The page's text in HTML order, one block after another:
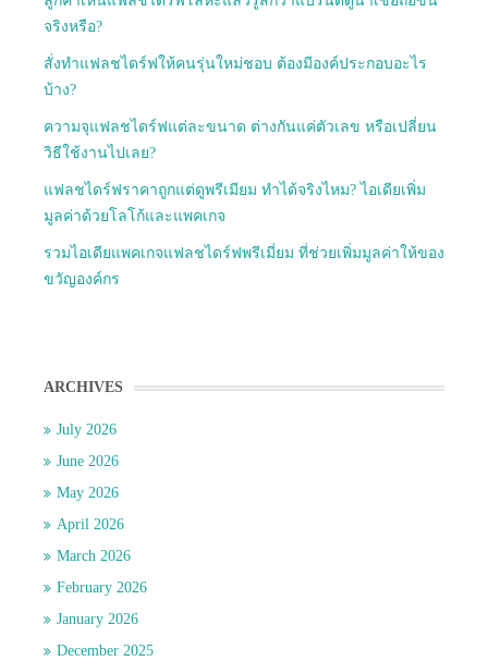
จริงหรือ?
สั่งทำแฟลชไดร์ฟให้คนรุ่นใหม่ชอบ ต้องมีองค์ประกอบอะไร
บ้าง?
ความจุแฟลชไดร์ฟแต่ละขนาด ต่างกันแค่ตัวเลข หรือเปลี่ยน
วิธีใช้งานไปเลย?
แฟลชไดร์ฟราคาถูกแต่ดูพรีเมียม ทำได้จริงไหม? ไอเดียเพิ่ม
มูลค่าด้วยโลโก้และแพคเกจ
รวมไอเดียแพคเกจแฟลชไดร์ฟพรีเมี่ยม ที่ช่วยเพิ่มมูลค่าให้ของ
ขวัญองค์กร
ARCHIVES
July 2026
June 2026
May 2026
April 2026
March 2026
February 2026
January 2026
December 2025